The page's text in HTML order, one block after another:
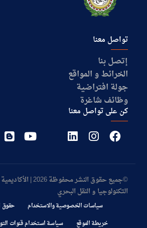
تواصل معنا
إتصل بنا
الخرائط و المواقع
جولة افتراضية
وظائف شاغرة
كن على تواصل معنا
©جميع حقوق النشر
التكنولوجيا و النقل البحري
سياسات الخصوصية والاستخدام
حقوق
خريطة الموقع
سياسة استخدام قنوات